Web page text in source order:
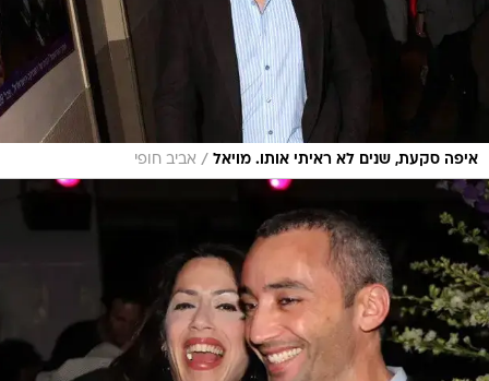
איפה סקעת, שנים לא ראיתי אותו. מויאל / אביב חופי